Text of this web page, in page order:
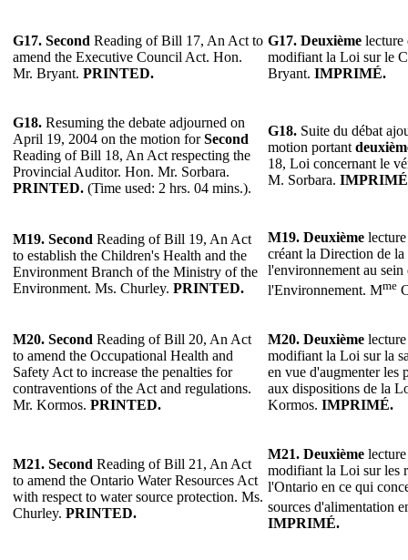
G17. Second Reading of Bill 17, An Act to
amend the Executive Council Act. Hon.
Mr. Bryant. PRINTED.
G17. Deuxième
modifiant la Loi sur le
Bryant. IMPRIMÉ.
G18. Resuming the debate adjourned on
April 19, 2004 on the motion forSecond
Reading of Bill 18, An Act respecting the
Provincial Auditor. Hon. Mr. Sorbara.
PRINTED. (Time used: 2 hrs. 04 mins.).
G18. Suite du débat
motion portant
18, Loi concernant le
M. Sorbara.
M19. Second Reading of Bill 19, An Act
to establish the Children's Health and the
Environment Branch of the Ministry of the
Environment. Ms. Churley. PRINTED.
M19. Deuxième
créant la Direction de la
l'environnement au sein
l'Environnement. Mme
M20. Second Reading of Bill 20, An Act
to amend the Occupational Health and
Safety Act to increase the penalties for
contraventions of the Act and regulations.
Mr. Kormos. PRINTED.
M20. Deuxième
modifiant la Loi sur la
en vue d'augmenter les
aux dispositions de la
Kormos. IMPRIMÉ.
M21. Second Reading of Bill 21, An Act
to amend the Ontario Water Resources Act
with respect to water source protection. Ms.
Churley. PRINTED.
M21. Deuxième
modifiant la Loi sur les
l'Ontario en ce qui
sources d'alimentation
IMPRIMÉ.